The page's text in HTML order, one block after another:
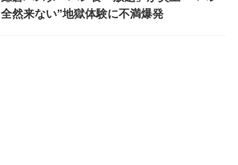
全然来ない”地獄体験に不満爆発